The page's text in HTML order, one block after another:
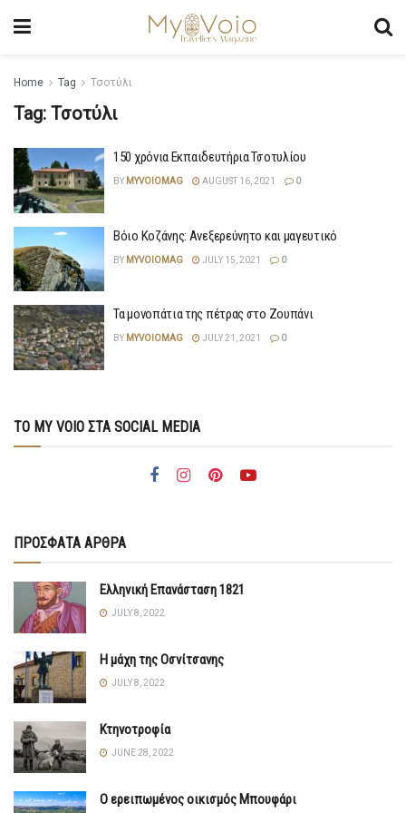
Home Tag Τσοτύλι
Tag: Τσοτύλι
150 χρόνια Εκπαιδευτήρια Τσοτυλίου
BY MYVOIOMAG AUGUST 16, 2021 0
Βόιο Κοζάνης: Ανεξερεύνητο και μαγευτικό
BY MYVOIOMAG JULY 15, 2021 0
Τα μονοπάτια της πέτρας στο Ζουπάνι
BY MYVOIOMAG JULY 21, 2021 0
ΤΟ MY VOIO ΣΤΑ SOCIAL MEDIA
ΠΡΟΣΦΑΤΑ ΑΡΘΡΑ
Ελληνική Επανάσταση 1821
JULY 8, 2022
Η μάχη της Οσνίτσανης
JULY 8, 2022
Κτηνοτροφία
JUNE 28, 2022
Ο ερειπωμένος οικισμός Μπουφάρι